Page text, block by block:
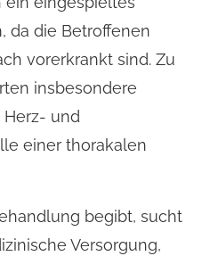
da die Betroffenen
vorerkrankt sind. Zu
insbesondere
Herz- und
einer thorakalen
begibt, sucht
Versorgung,